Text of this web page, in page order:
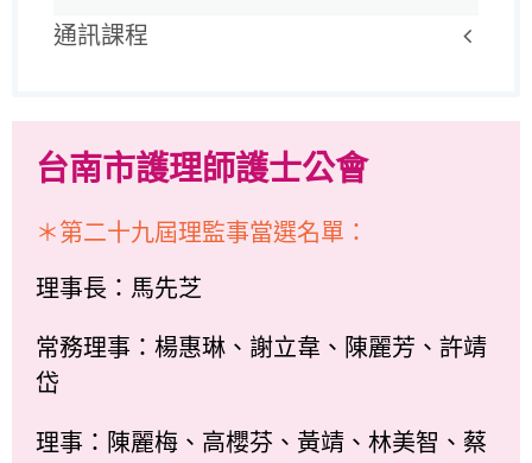
通訊課程
台南市護理師護士公會
＊第二十九屆理監事當選名單：
理事長：馬先芝
常務理事：楊惠琳、謝立韋、陳麗芳、許靖
岱
理事：陳麗梅、高櫻芬、黃靖、林美智、蔡